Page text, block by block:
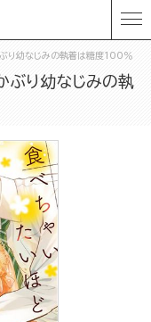
り幼なじみの執着は糖度100％
ぶり幼なじみの執